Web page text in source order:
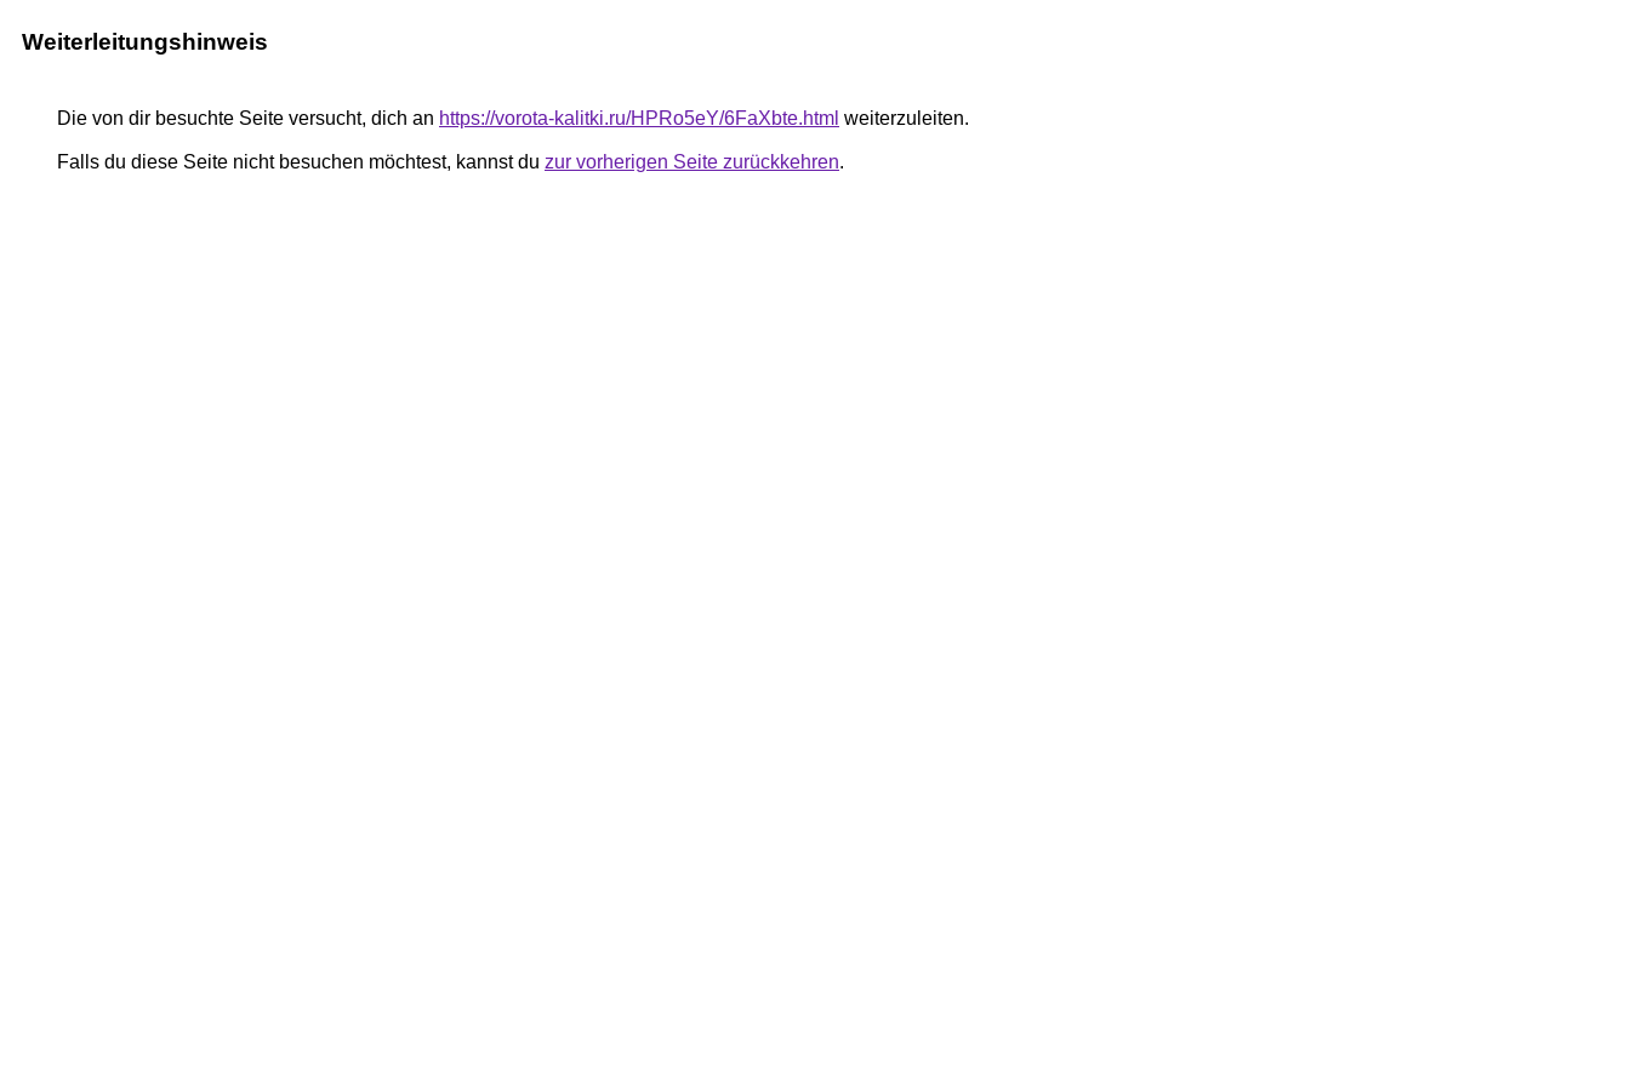
Weiterleitungshinweis
Die von dir besuchte Seite versucht, dich an https://vorota-kalitki.ru/HPRo5eY/6FaXbte.html weiterzuleiten.
Falls du diese Seite nicht besuchen möchtest, kannst du zur vorherigen Seite zurückkehren.